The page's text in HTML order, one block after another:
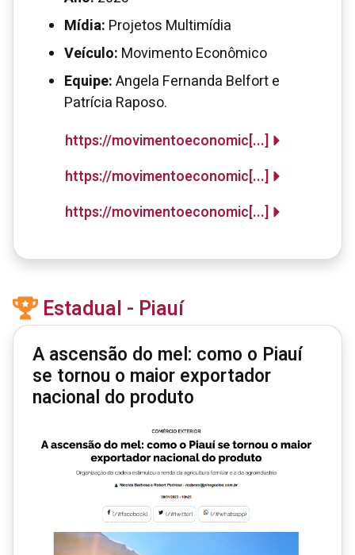
Mídia: Projetos Multimídia
Veículo: Movimento Econômico
Equipe:Angela Fernanda Belfort e
Patrícia Raposo.
https://movimentoeconomic[...]
https://movimentoeconomic[...]
https://movimentoeconomic[...]
Estadual - Piauí
A ascensão do mel: como o Piauí
se tornou o maior exportador
nacional do produto